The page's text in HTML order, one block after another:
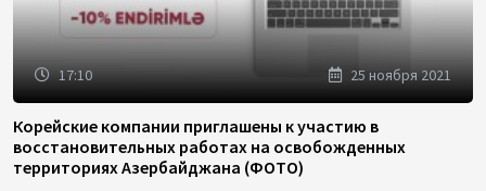
17:10 25 ноября 2021
Корейские компании приглашены к участию в
восстановительных работах на освобожденных
территориях Азербайджана (ФОТО)